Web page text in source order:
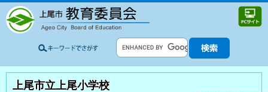
上尾市立上尾小学校